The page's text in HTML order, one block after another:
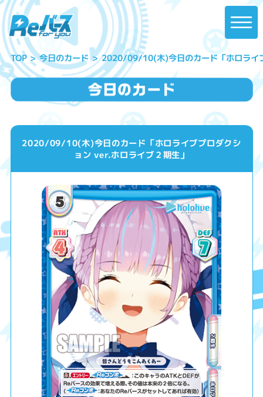
TOP 今日のカード 2020/09/10(木)今日のカード「ホロライ
2020/09/10(木)今日のカード「ホロライブプロダクシ
ョン ver.ホロライブ２期生」